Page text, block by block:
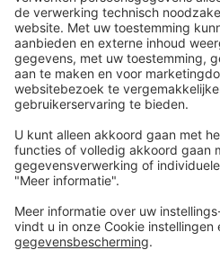
Dräger klantenservice
Over Dräger
Bestellen in onze webshop
Community